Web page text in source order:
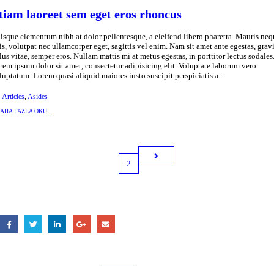
laoreet sem eget eros rhoncus
elementum nibh at dolor pellentesque, a eleifend libero pharetra. Mauris
volutpat nec ullamcorper eget, sagittis vel enim. Nam sit amet ante egestas,
vitae, semper eros. Nullam mattis mi at metus egestas, in porttitor lectus sodales.
ipsum dolor sit amet, consectetur adipisicing elit. Voluptate laborum vero
Lorem quasi aliquid maiores iusto suscipit perspiciatis a...
Articles,Asides
FAZLA OKU...
2